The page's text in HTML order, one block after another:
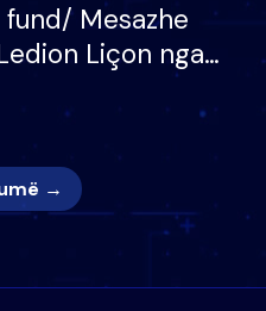
Mesazhe
Liçon nga
tij, moderatori
Nuk meritoj…
→